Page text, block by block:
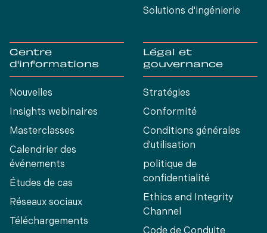
Solutions d'ingénierie
Centre
d'informations
Nouvelles
Insights webinaires
Masterclasses
Calendrier des
événements
Études de cas
Réseaux sociaux
Téléchargements
Légal et
gouvernance
Stratégies
Conformité
Conditions générales
d'utilisation
politique de
confidentialité
Ethics and Integrity
Channel